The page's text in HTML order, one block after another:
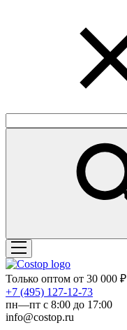
Только оптом от 30 000 ₽
‎+7 (495) 127-12-73
пн—пт с 8:00 до 17:00
info@costop.ru